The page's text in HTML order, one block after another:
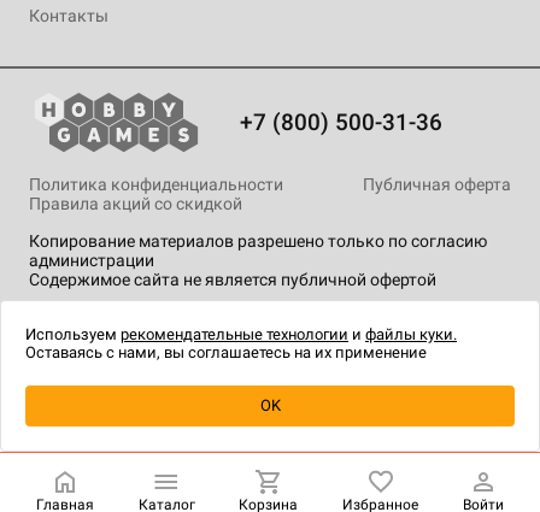
Уведомить о наличии
Контакты
+7 (800) 500-31-36
Копирование материалов разрешено только по согласию
администрации
Содержимое сайта не является публичной офертой
Политика конфиденциальности
Публичная оферта
Правила акций со скидкой
технологии.
Главная Каталог Корзина Избранное Войти
Используем рекомендательные технологии и файлы куки.
Оставаясь с нами, вы соглашаетесь на их применение
OK